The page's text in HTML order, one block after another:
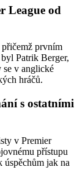
League od
prvním
Patrik Berger,
v anglické
hráčů.
s ostatními
v Premier
přístupu
jak na